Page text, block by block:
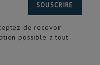
SOUSCRIRE
de recevoir
possible à tout